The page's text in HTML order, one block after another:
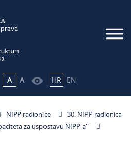
A A HR EN
NIPP radionice
30. NIPP radionica
za uspostavu NIPP-a"